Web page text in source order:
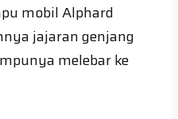
mobil Alphard
jajaran genjang
melebar ke